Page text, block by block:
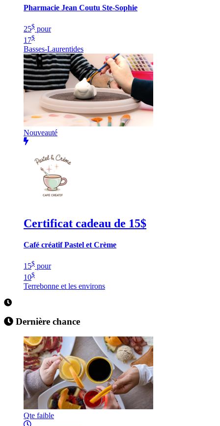
Pharmacie Jean Coutu Ste-Sophie
25$ pour
17$
Basses-Laurentides
Nouveauté
Certificat cadeau de 15$
Café créatif Pastel et Crème
15$ pour
10$
Terrebonne et les environs
Dernière chance
Qte faible